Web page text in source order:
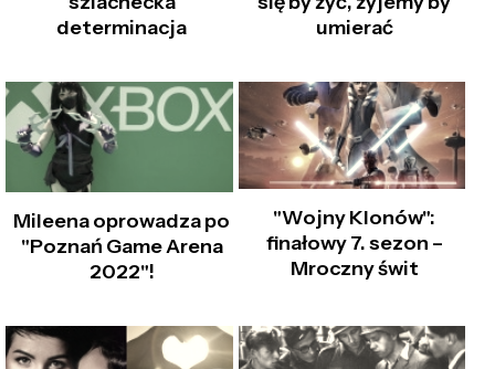
determinacja
umierać
Mileena oprowadza po
"Poznań Game Arena
2022"!
"Wojny Klonów":
finałowy 7. sezon –
Mroczny świt